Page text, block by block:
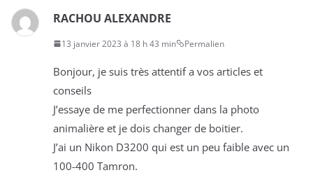
RACHOU ALEXANDRE
13 janvier 2023 à 18 h 43 min Permalien
Bonjour, je suis très attentif a vos articles et
conseils
J’essaye de me perfectionner dans la photo
animalière et je dois changer de boitier.
J’ai un Nikon D3200 qui est un peu faible avec un
100-400 Tamron.